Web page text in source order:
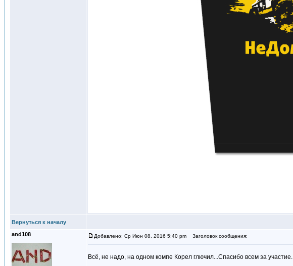
Вернуться к началу
and108
Добавлено: Ср Июн 08, 2016 5:40 pm Заголовок сообщения:
Всё, не надо, на одном компе Корел глючил...Спасибо всем за участие.